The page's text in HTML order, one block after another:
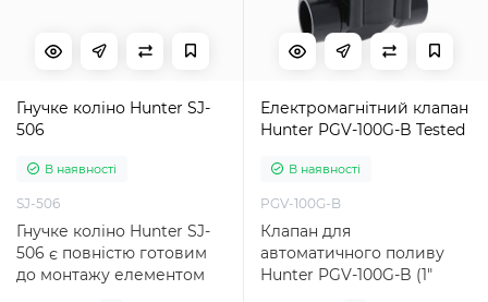
Гнучке коліно Hunter SJ-
506
В наявності
SJ-506
Гнучке коліно Hunter SJ-
506 є повністю готовим
до монтажу елементом
Електромагнітний клапан
Hunter PGV-100G-B Tested
В наявності
PGV-100G-B
Клапан для
автоматичного поливу
Hunter PGV-100G-B (1"